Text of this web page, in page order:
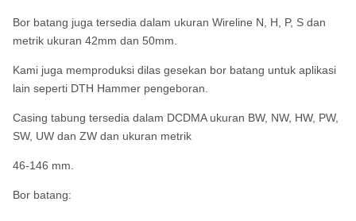
Bor batang juga tersedia dalam ukuran Wireline N, H, P, S dan
metrik ukuran 42mm dan 50mm.
Kami juga memproduksi dilas gesekan bor batang untuk aplikasi
lain seperti DTH Hammer pengeboran.
Casing tabung tersedia dalam DCDMA ukuran BW, NW, HW, PW,
SW, UW dan ZW dan ukuran metrik
46-146 mm.
Bor batang: